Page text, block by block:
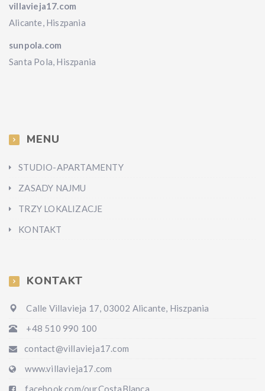
villavieja17.com
Alicante, Hiszpania
sunpola.com
Santa Pola, Hiszpania
MENU
STUDIO-APARTAMENTY
ZASADY NAJMU
TRZY LOKALIZACJE
KONTAKT
KONTAKT
Calle Villavieja 17, 03002 Alicante, Hiszpania
+48 510 990 100
contact@villavieja17.com
www.villavieja17.com
facebook.com/ourCostaBlanca